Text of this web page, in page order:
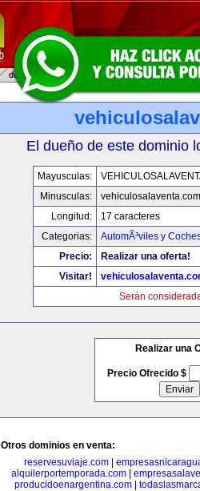
El dueño de este dominio
Mayusculas:
Minusculas:
vehiculosalaventa.com
Longitud:
17 caracteres
Categorias:
AutomÃ³viles y
Precio:
Realizar una oferta!
Visitar!
Serán
Realizar una
Precio Ofrecido $
Otros dominios en venta:
reservesuviaje.com|
alquilerportemporada.com
producidoenargentina.com|